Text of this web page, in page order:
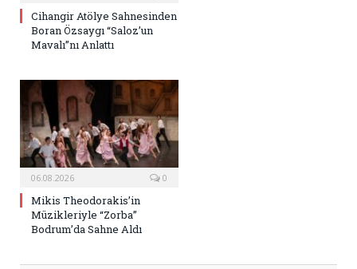
Cihangir Atölye Sahnesinden
Boran Özsaygı “Saloz’un
Mavalı”nı Anlattı
06.08.2026 0
Mikis Theodorakis’in
Müzikleriyle “Zorba”
Bodrum’da Sahne Aldı